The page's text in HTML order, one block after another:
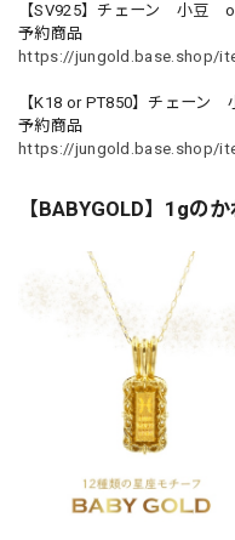
【SV925】チェーン 小
予約商品
https://jungold.base.shop/
【K18 or PT850】チェー
予約商品
https://jungold.base.shop/
【BABYGOLD】1gの